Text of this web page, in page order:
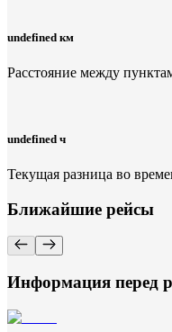
undefined км
Расстояние между
undefined ч
Текущая разница во
Ближайшие рейсы
Информация перед